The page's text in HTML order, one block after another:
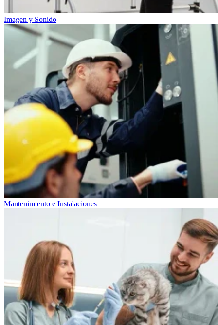
Imagen y Sonido
Mantenimiento e Instalaciones